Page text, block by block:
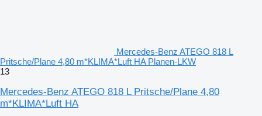
Mercedes-Benz ATEGO 818 L
Pritsche/Plane 4,80 m*KLIMA*Luft HA Planen-LKW
13
Mercedes-Benz ATEGO 818 L Pritsche/Plane 4,80
m*KLIMA*Luft HA